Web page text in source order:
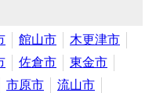
館山市
木更津市
佐倉市
東金市
市原市
流山市